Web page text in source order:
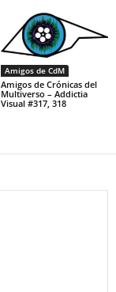
Amigos de CdM
Amigos de Crónicas del
Multiverso – Addictia
Visual #317, 318